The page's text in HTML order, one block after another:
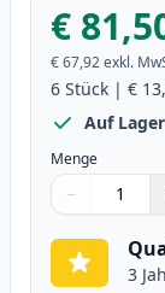
€
€ 67,92exkl.
6 Stück | €
Auf Lager
Menge
Verwenden
− 1
3